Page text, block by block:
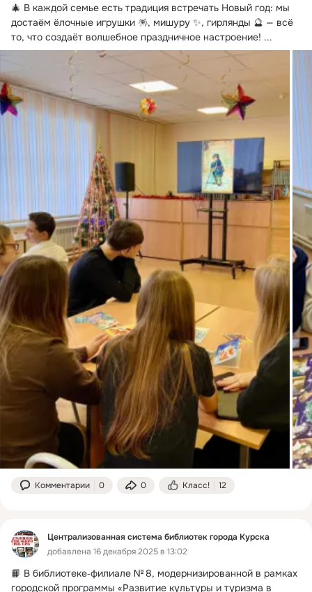
🎄 В каждой семье есть традиция встречать Новый год: мы
достаём ёлочные игрушки 🪅, мишуру ✨, гирлянды 🔮 — всё
то, что создаёт волшебное праздничное настроение! ...
Комментарии 0 0 Класс! 12
Централизованная система библиотек города Курска
добавлена 16 декабря 2025 в 13:02
📙 В библиотеке‑филиале № 8, модернизированной в рамках
городской программы «Развитие культуры и туризма в